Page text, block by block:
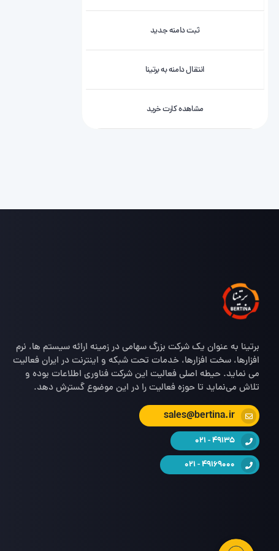
ثبت دامنه جدید
انتقال دامنه به برتینا
مشاهده کارت خرید
برتینا به عنوان یک شرکت بزرگ سهامی در زمینه ارائه سیستم ها، نرم
افزارها، سخت افزارها، خدمات تحت شبکه و اینترنت در ایران فعالیت
می نماید. حیطه اصلی فعالیت این شرکت فناوری اطلاعات بوده و
تلاش می‌نماید تا حوزه فعالیت را در این موضوع گسترش دهد.
sales@bertina.ir
49135 - 021
49169000 - 021